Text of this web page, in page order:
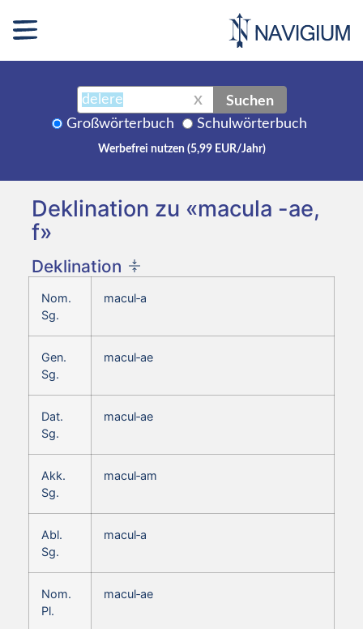
X Suchen
Großwörterbuch Schulwörterbuch
Werbefrei nutzen (5,99 EUR/Jahr)
Deklination zu «macula -ae,
f»
Deklination
Nom.
Sg.
macul‑a
Gen.
Sg.
macul‑ae
Dat.
Sg.
macul‑ae
Akk.
Sg.
macul‑am
Abl.
Sg.
macul‑a
Nom.
Pl.
macul‑ae